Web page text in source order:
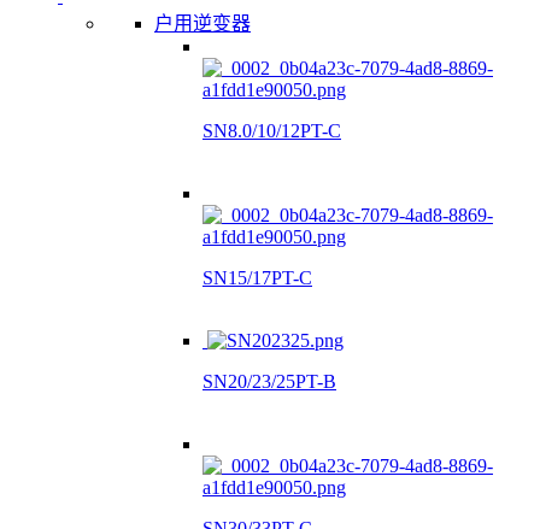
户用逆变器
SN8.0/10/12PT-C
SN15/17PT-C
SN20/23/25PT-B